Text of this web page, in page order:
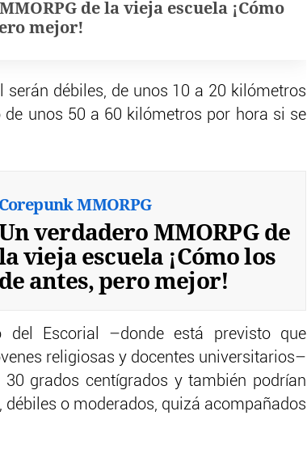
de la vieja escuela ¡Cómo
mejor!
débiles, de unos 10 a 20 kilómetros
unos 50 a 60 kilómetros por hora si se
Corepunk MMORPG
verdadero MMORPG de
vieja escuela ¡Cómo los
de antes, pero mejor!
del Escorial –donde está previsto que
religiosas y docentes universitarios–
grados centígrados y también podrían
o moderados, quizá acompañados